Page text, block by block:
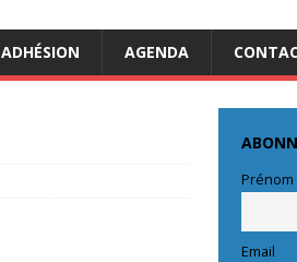
ADHÉSION AGENDA
Email